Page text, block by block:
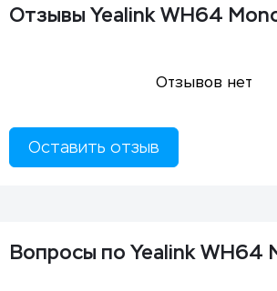
Отзывы Yealink WH64
Отзывов нет
Оставить отзыв
Вопросы по Yealink WH64